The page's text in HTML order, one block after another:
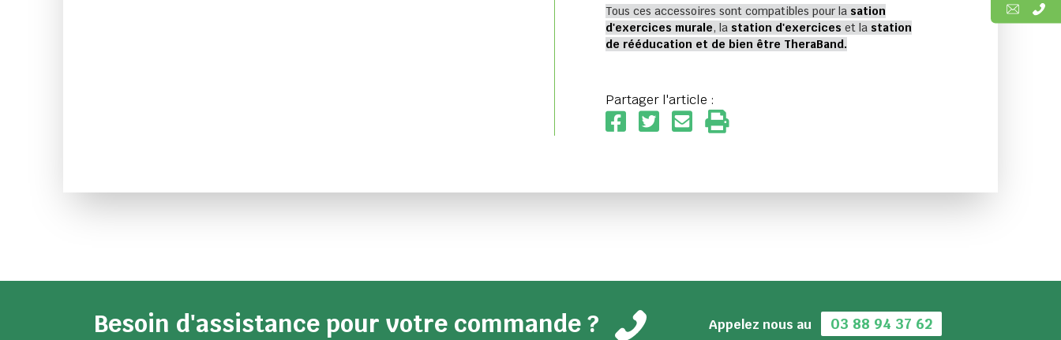
Tous ces accessoires sont compatibles pour la sation
d'exercices murale, la station d'exercices et la station
de rééducation et de bien être TheraBand.
Partager l'article :
Besoin d'assistance pour votre commande ? Appelez nous au 03 88 94 37 62